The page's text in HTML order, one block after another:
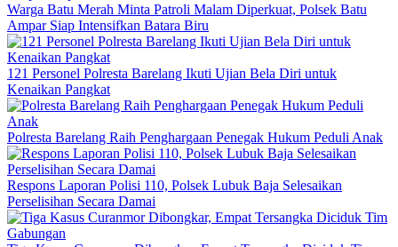
Warga Batu Merah Minta Patroli Malam Diperkuat, Polsek Batu
Ampar Siap Intensifkan Batara Biru
121 Personel Polresta Barelang Ikuti Ujian Bela Diri untuk
Kenaikan Pangkat
Polresta Barelang Raih Penghargaan Penegak Hukum Peduli Anak
Respons Laporan Polisi 110, Polsek Lubuk Baja Selesaikan
Perselisihan Secara Damai